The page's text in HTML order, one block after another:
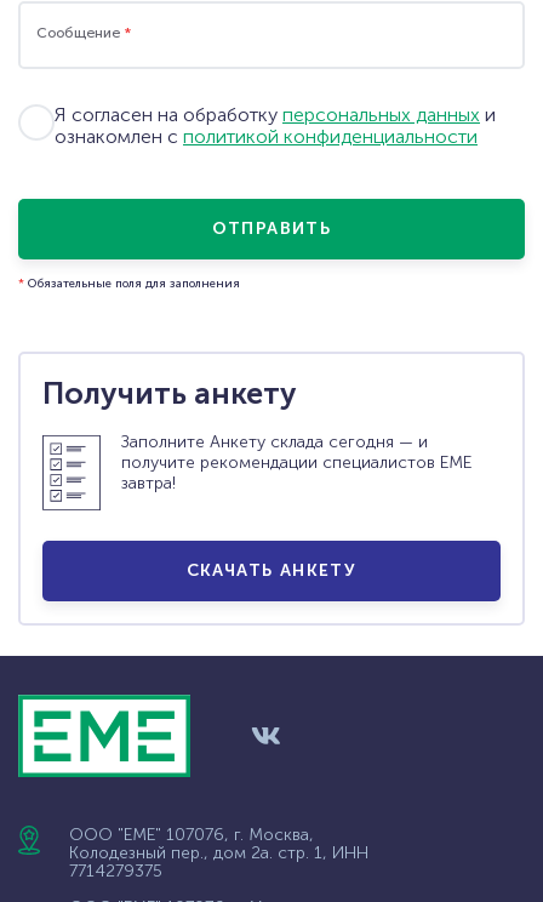
Сообщение *
Я согласен на обработку персональных данных и
ознакомлен с политикой конфиденциальности
ОТПРАВИТЬ
* Обязательные поля для заполнения
Получить анкету
Заполните Анкету склада сегодня — и
получите рекомендации специалистов ЕМЕ
завтра!
СКАЧАТЬ АНКЕТУ
ООО "ЕМЕ" 107076, г. Москва,
Колодезный пер., дом 2а. стр. 1, ИНН
7714279375
ФУНКЦИОНАЛА
СКАЧАТЬ АНКЕТУ ОБРАТНАЯ СВЯЗЬ